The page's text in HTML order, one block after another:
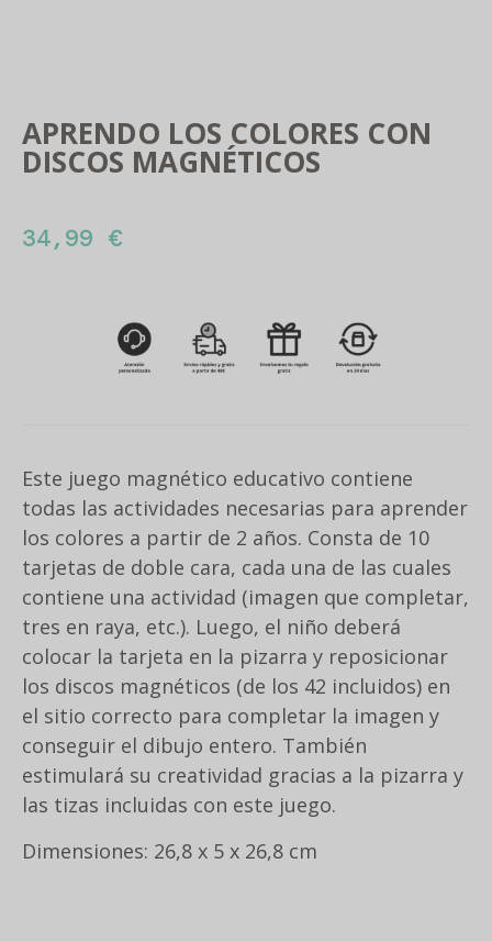
APRENDO LOS COLORES CON
DISCOS MAGNÉTICOS
34,99 €
Este juego magnético educativo contiene
todas las actividades necesarias para aprender
los colores a partir de 2 años. Consta de 10
tarjetas de doble cara, cada una de las cuales
contiene una actividad (imagen que completar,
tres en raya, etc.). Luego, el niño deberá
colocar la tarjeta en la pizarra y reposicionar
los discos magnéticos (de los 42 incluidos) en
el sitio correcto para completar la imagen y
conseguir el dibujo entero. También
estimulará su creatividad gracias a la pizarra y
las tizas incluidas con este juego.
Dimensiones: 26,8 x 5 x 26,8 cm